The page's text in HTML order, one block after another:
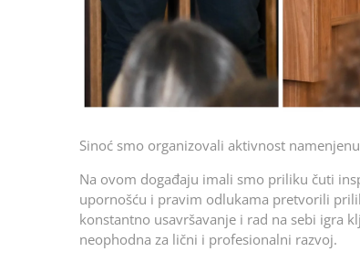
Sinoć smo organizovali aktivnost
Na ovom događaju imali smo priliku čuti
upornošću i pravim odlukama pretvorili
konstantno usavršavanje i rad na sebi igra
neophodna za lični i profesionalni razvoj.